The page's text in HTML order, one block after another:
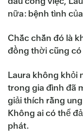
nữa: bệnh tình
Chắc chắn đó là
đồng thời cũng
Laura không khỏi
trong gia đình đã
giải thích rằng
Không ai có thể
phát.